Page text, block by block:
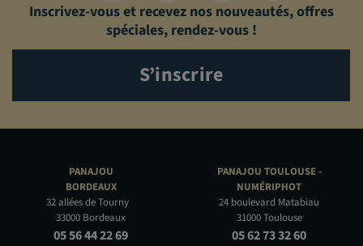
Inscrivez-vous et recevez nos nouveautés, offres
spéciales, rendez-vous !
S’inscrire
PANAJOU
BORDEAUX
32 allées de Tourny
33000 Bordeaux
05 56 44 22 69
PANAJOU TOULOUSE -
NUMÉRIPHOT
24 boulevard Matabiau
31000 Toulouse
05 62 73 32 60